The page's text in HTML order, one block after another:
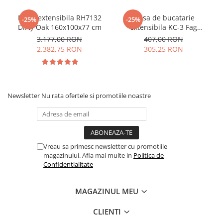
-25%
Masa extensibila RH7132
Dirty Oak 160x100x77 cm
3.177,00 RON
2.382,75 RON
-25%Masa de bucatarie
extensibila KC-3 Fag
90x59x74 cm
407,00 RON
305,25 RON
Newsletter Nu rata ofertele si promotiile noastre
Vreau sa primesc newsletter cu promotiile
magazinului. Afla mai multe in Politica de
Confidentialitate
MAGAZINUL MEU
CLIENTI